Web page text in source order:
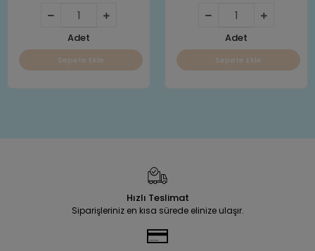
Adet
Sepete Ekle
Adet
Sepete Ekle
Hızlı Teslimat
Siparişleriniz en kısa sürede elinize ulaşır.